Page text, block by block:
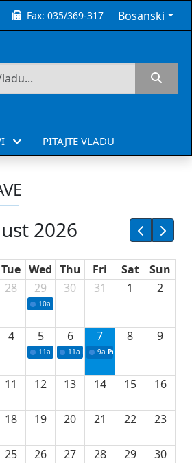
Fax:035/369-317 Bosanski
PITAJTE VLADU
2026
Tue Wed Thu Fri Sat
Sun
28 29
10a Potpisivanje ugovora sa neprofitnim
30 31 1 2
4 5
11a Potpisivanje ugovora o stipendijama
6
11a Podrška razvoju vodne
7
9a Početak izgradnje nove
8 9
11 12 13 14 15 16
18 19 20 21 22 23
25 26 27 28 29 30